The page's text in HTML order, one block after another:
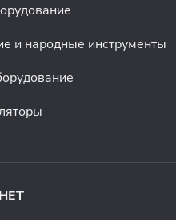
и народные инструменты